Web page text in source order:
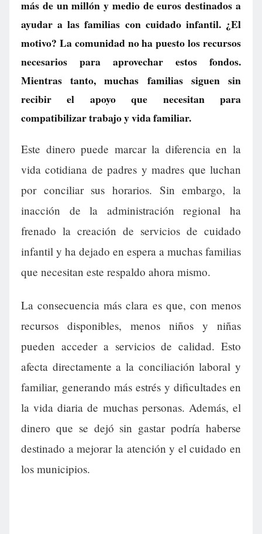
más de un millón y medio de euros destinados a
ayudar a las familias con cuidado infantil. ¿El
motivo? La comunidad no ha puesto los recursos
necesarios para aprovechar estos fondos.
Mientras tanto, muchas familias siguen sin
recibir el apoyo que necesitan para
compatibilizar trabajo y vida familiar.
Este dinero puede marcar la diferencia en la
vida cotidiana de padres y madres que luchan
por conciliar sus horarios. Sin embargo, la
inacción de la administración regional ha
frenado la creación de servicios de cuidado
infantil y ha dejado en espera a muchas familias
que necesitan este respaldo ahora mismo.
La consecuencia más clara es que, con menos
recursos disponibles, menos niños y niñas
pueden acceder a servicios de calidad. Esto
afecta directamente a la conciliación laboral y
familiar, generando más estrés y dificultades en
la vida diaria de muchas personas. Además, el
dinero que se dejó sin gastar podría haberse
destinado a mejorar la atención y el cuidado en
los municipios.